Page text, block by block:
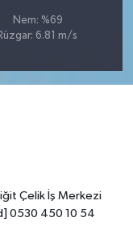
Nem: %69
Rüzgar: 6.81 m/s
Çelik İş Merkezi
0530 450 10 54